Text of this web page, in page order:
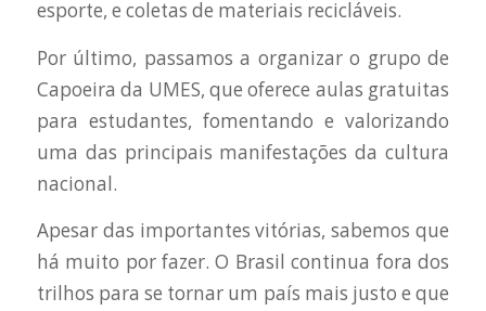
esporte, e coletas de materiais recicláveis.
Por último, passamos a organizar o grupo de
Capoeira da UMES, que oferece aulas gratuitas
para estudantes, fomentando e valorizando
uma das principais manifestações da cultura
nacional.
Apesar das importantes vitórias, sabemos que
há muito por fazer. O Brasil continua fora dos
trilhos para se tornar um país mais justo e que